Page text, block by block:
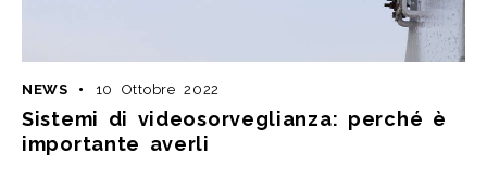
NEWS 10 Ottobre 2022
Sistemi di videosorveglianza: perché è
importante averli